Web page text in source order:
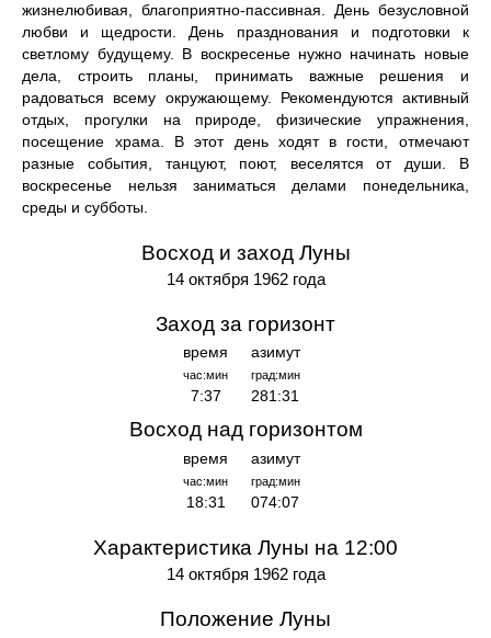
жизнелюбивая, благоприятно-пассивная. День безусловной
любви и щедрости. День празднования и подготовки к
светлому будущему. В воскресенье нужно начинать новые
дела, строить планы, принимать важные решения и
радоваться всему окружающему. Рекомендуются активный
отдых, прогулки на природе, физические упражнения,
посещение храма. В этот день ходят в гости, отмечают
разные события, танцуют, поют, веселятся от души. В
воскресенье нельзя заниматься делами понедельника,
среды и субботы.
Восход и заход Луны
14 октября 1962 года
Заход за горизонт
время
час:мин
7:37
азимут
град:мин
281:31
Восход над горизонтом
время
час:мин
18:31
азимут
град:мин
074:07
Характеристика Луны на 12:00
14 октября 1962 года
Положение Луны